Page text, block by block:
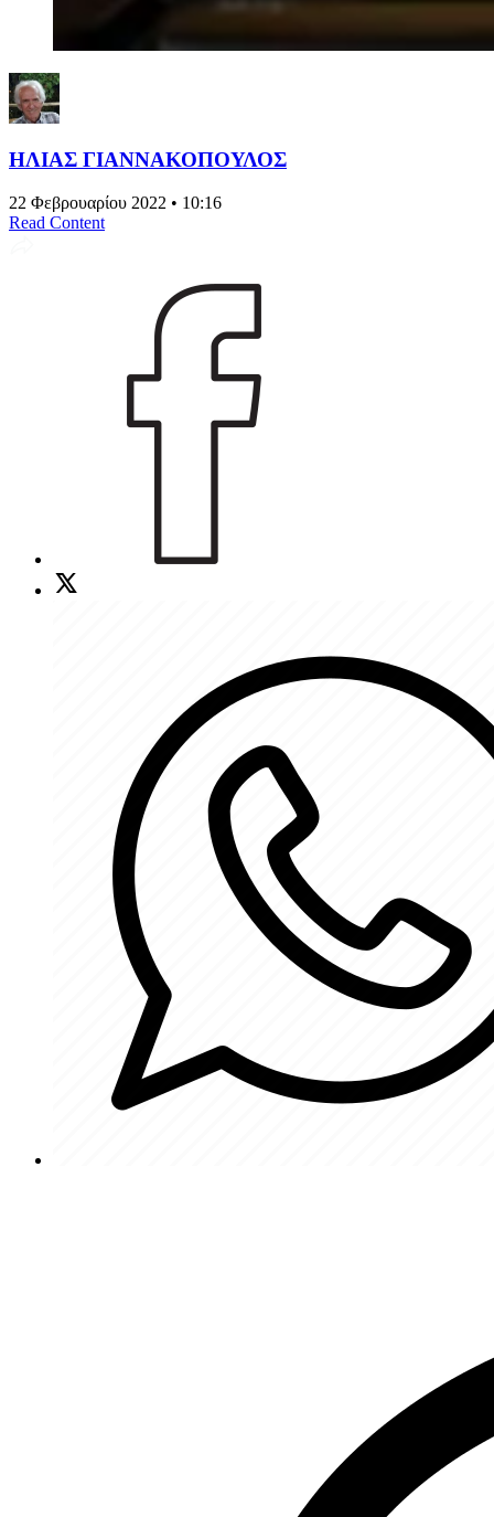
ΗΛΙΑΣ ΓΙΑΝΝΑΚΟΠΟΥΛΟΣ
22 Φεβρουαρίου 2022 • 10:16
Read Content